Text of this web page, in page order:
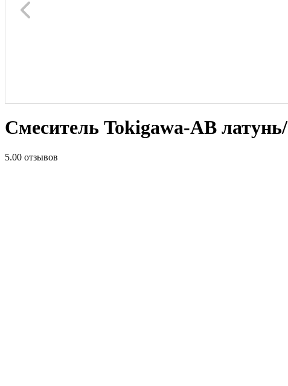
Смеситель Tokigawa-AB
5.00 отзывов